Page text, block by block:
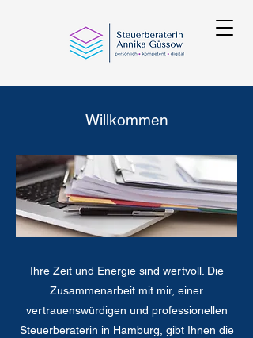
Willkommen
Ihre Zeit und Energie sind wertvoll. Die
Zusammenarbeit mit mir, einer
vertrauenswürdigen und professionellen
Steuerberaterin in Hamburg, gibt Ihnen die